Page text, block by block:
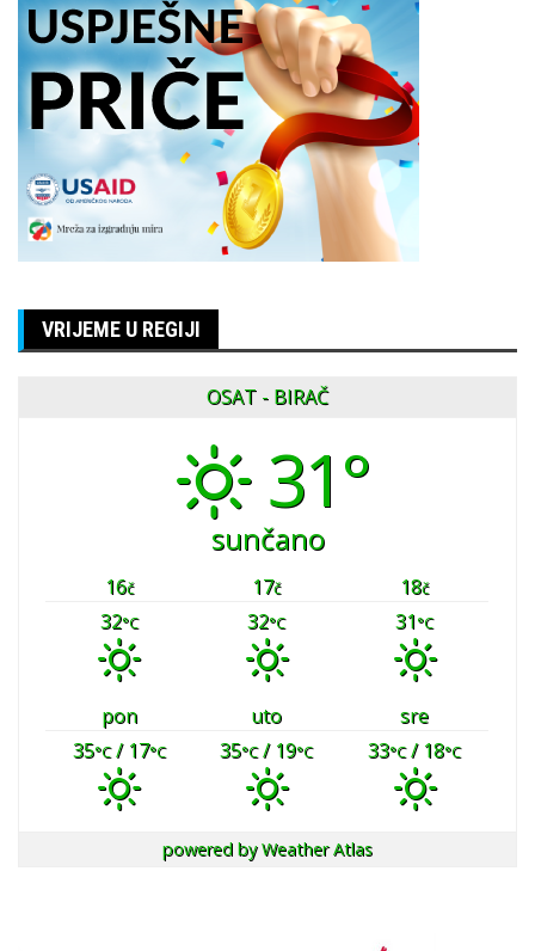
VRIJEME U REGIJI
OSAT - BIRAČ
31°
sunčano
16č 17č 18č
32°C 32°C 31°C
pon uto
sre
35°C/ 17°C 35°C/ 19°C 33°C/ 18°C
powered byWeather Atlas